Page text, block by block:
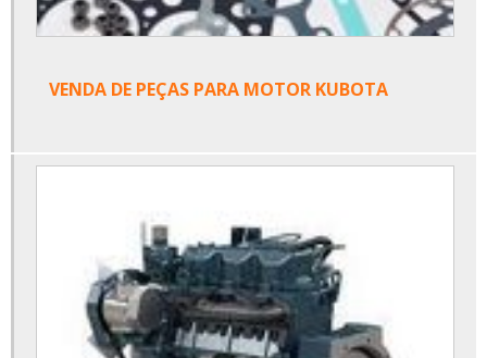
VENDA DE PEÇAS PARA MOTOR KUBOTA